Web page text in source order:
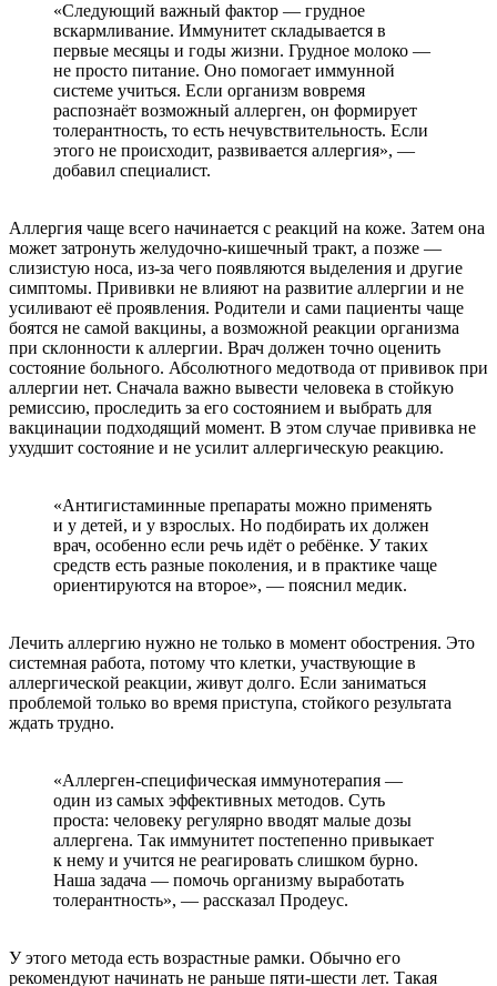
«Следующий важный фактор — грудное
вскармливание. Иммунитет складывается в
первые месяцы и годы жизни. Грудное молоко —
не просто питание. Оно помогает иммунной
системе учиться. Если организм вовремя
распознаёт возможный аллерген, он формирует
толерантность, то есть нечувствительность. Если
этого не происходит, развивается аллергия», —
добавил специалист.
Аллергия чаще всего начинается с реакций на коже. Затем она
может затронуть желудочно-кишечный тракт, а позже —
слизистую носа, из-за чего появляются выделения и другие
симптомы. Прививки не влияют на развитие аллергии и не
усиливают её проявления. Родители и сами пациенты чаще
боятся не самой вакцины, а возможной реакции организма
при склонности к аллергии. Врач должен точно оценить
состояние больного. Абсолютного медотвода от прививок при
аллергии нет. Сначала важно вывести человека в стойкую
ремиссию, проследить за его состоянием и выбрать для
вакцинации подходящий момент. В этом случае прививка не
ухудшит состояние и не усилит аллергическую реакцию.
«Антигистаминные препараты можно применять
и у детей, и у взрослых. Но подбирать их должен
врач, особенно если речь идёт о ребёнке. У таких
средств есть разные поколения, и в практике чаще
ориентируются на второе», — пояснил медик.
Лечить аллергию нужно не только в момент обострения. Это
системная работа, потому что клетки, участвующие в
аллергической реакции, живут долго. Если заниматься
проблемой только во время приступа, стойкого результата
ждать трудно.
«Аллерген-специфическая иммунотерапия —
один из самых эффективных методов. Суть
проста: человеку регулярно вводят малые дозы
аллергена. Так иммунитет постепенно привыкает
к нему и учится не реагировать слишком бурно.
Наша задача — помочь организму выработать
толерантность», — рассказал Продеус.
У этого метода есть возрастные рамки. Обычно его
рекомендуют начинать не раньше пяти-шести лет. Такая